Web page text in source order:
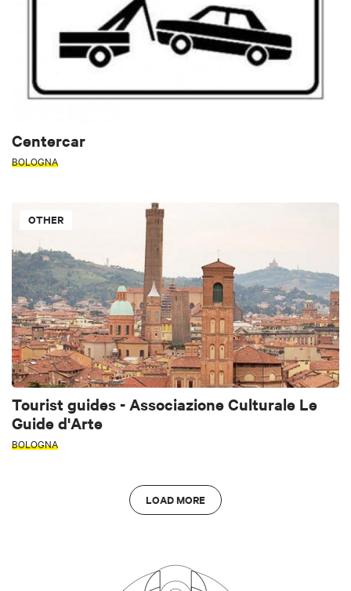
Centercar
BOLOGNA
OTHER
Tourist guides - Associazione Culturale Le
Guide d'Arte
BOLOGNA
LOAD MORE